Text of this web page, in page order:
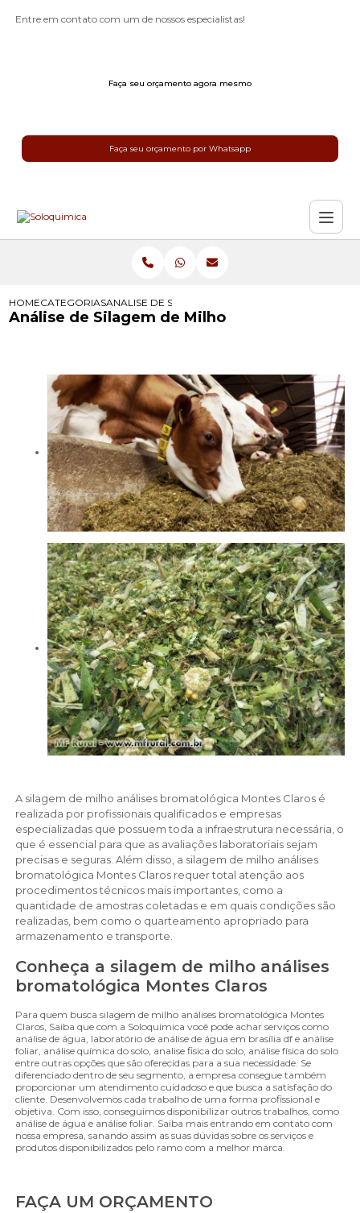
Entre em contato com um de nossos especialistas!
Faça seu orçamento agora mesmo
Faça seu orçamento por Whatsapp
HOMECATEGORIASANALISE DE SILAGEM DE MILHO
Análise de Silagem de Milho
A silagem de milho análises bromatológica Montes Claros é
realizada por profissionais qualificados e empresas
especializadas que possuem toda a infraestrutura necessária, o
que é essencial para que as avaliações laboratoriais sejam
precisas e seguras. Além disso, a silagem de milho análises
bromatológica Montes Claros requer total atenção aos
procedimentos técnicos mais importantes, como a
quantidade de amostras coletadas e em quais condições são
realizadas, bem como o quarteamento apropriado para
armazenamento e transporte.
Conheça a silagem de milho análises
bromatológica Montes Claros
Para quem busca silagem de milho análises bromatológica Montes
Claros, Saiba que com a Soloquímica você pode achar serviços como
análise de água, laboratório de análise de água em brasília df e análise
foliar, análise química do solo, analise fisica do solo, análise física do solo
entre outras opções que são oferecidas para a sua necessidade. Se
diferenciado dentro de seu segmento, a empresa consegue também
proporcionar um atendimento cuidadoso e que busca a satisfação do
cliente. Desenvolvemos cada trabalho de uma forma profissional e
objetiva. Com isso, conseguimos disponibilizar outros trabalhos, como
análise de água e análise foliar. Saiba mais entrando em contato com
nossa empresa, sanando assim as suas dúvidas sobre os serviços e
produtos disponibilizados pelo ramo com a melhor marca.
FAÇA UM ORÇAMENTO